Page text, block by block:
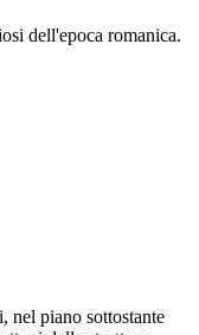
dell'epoca romanica.
nel piano sottostante